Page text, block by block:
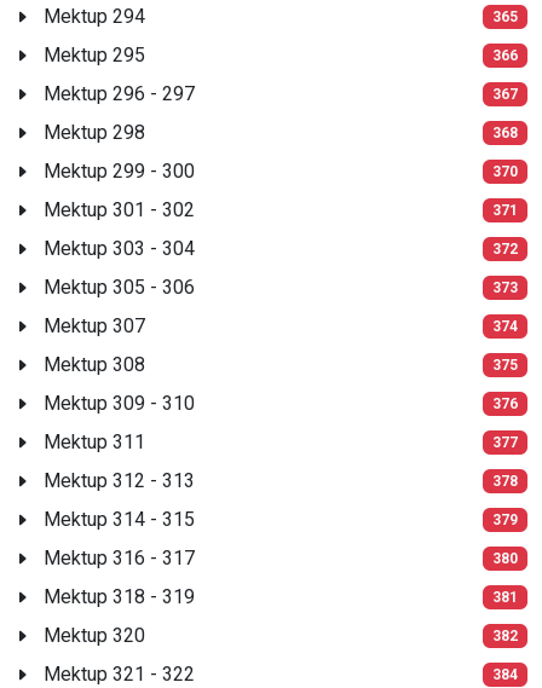
Mektup 294 365
Mektup 295 366
Mektup 296 - 297 367
Mektup 298 368
Mektup 299 - 300 370
Mektup 301 - 302 371
Mektup 303 - 304 372
Mektup 305 - 306 373
Mektup 307 374
Mektup 308 375
Mektup 309 - 310 376
Mektup 311 377
Mektup 312 - 313 378
Mektup 314 - 315 379
Mektup 316 - 317 380
Mektup 318 - 319 381
Mektup 320 382
Mektup 321 - 322 384